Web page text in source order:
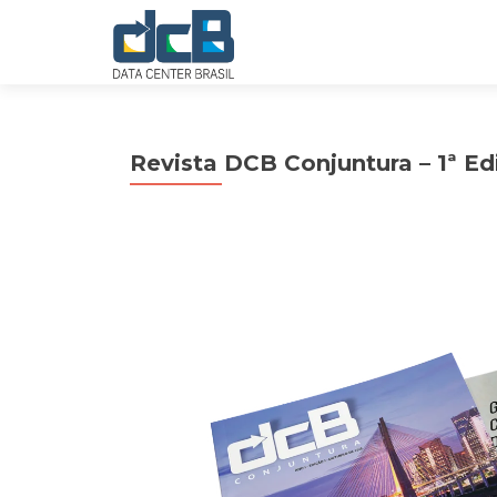
Revista DCB Conjuntura – 1ª